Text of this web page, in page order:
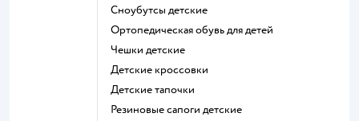
Сноубутсы детские
Ортопедическая обувь для детей
Чешки детские
Детские кроссовки
Детские тапочки
Резиновые сапоги детские